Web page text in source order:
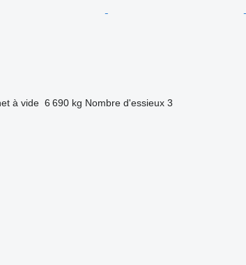
à vide 6 690 kg Nombre d'essieux 3